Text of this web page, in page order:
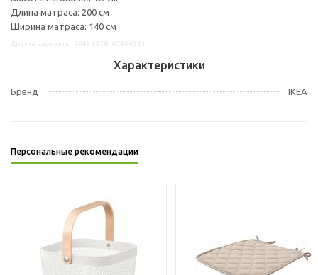
Длина матраса: 200 см
Ширина матраса: 140 см
Характеристики
Бренд IKEA
Персональные рекомендации